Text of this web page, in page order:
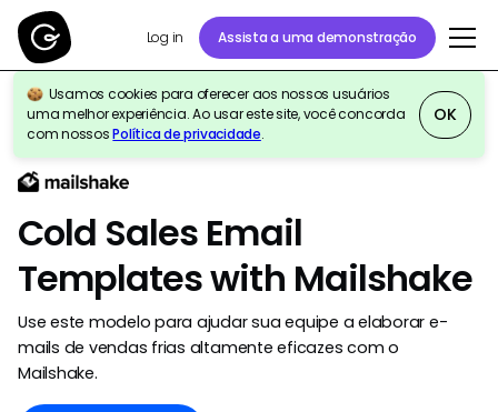
Log in Assista a uma demonstração
Usamos cookies para oferecer aos nossos usuários
uma melhor experiência. Ao usar este site, você concorda
com nossosPolítica de privacidade.
OK
Voltar para galeria de modelos
Cold Sales Email
Templates with Mailshake
Use este modelo para ajudar sua equipe a elaborar e-
mails de vendas frias altamente eficazes com o
Mailshake.